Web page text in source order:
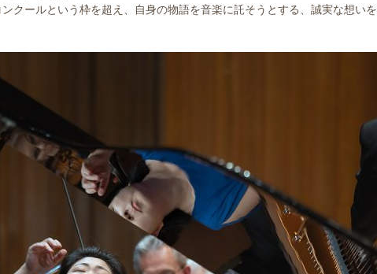
クールという枠を超え、自身の物語を音楽に託そうとする、誠実な想いを